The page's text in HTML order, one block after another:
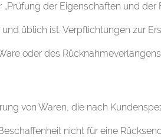
der Eigenschaften und
üblich ist. Verpflichtungen zur
oder des
von Waren, die nach
nicht für eine